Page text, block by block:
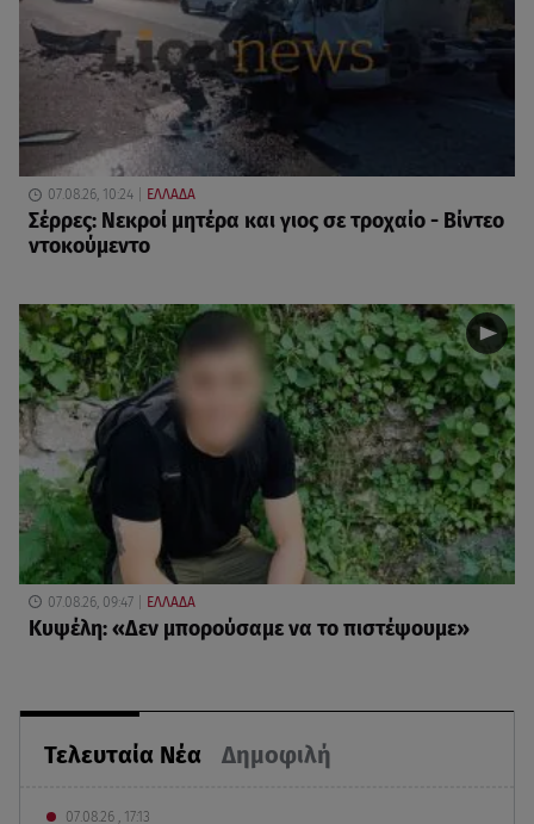
Τελευταία Νέα Δημοφιλή
07.08.26 , 17:13
07.08.26, 10:24 ΕΛΛΑΔΑ
Σέρρες: Νεκροί μητέρα και γιος σε τροχαίο - Βίντεο
ντοκούμεντο
07.08.26, 09:47 ΕΛΛΑΔΑ
Κυψέλη: «Δεν μπορούσαμε να το πιστέψουμε»